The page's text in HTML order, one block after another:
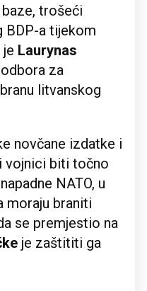
trošeći
BDP-a tijekom
Laurynas
za
litvanskog
novčane izdatke i
vojnici biti točno
NATO, u
moraju braniti
se premjestio na
je zaštititi ga